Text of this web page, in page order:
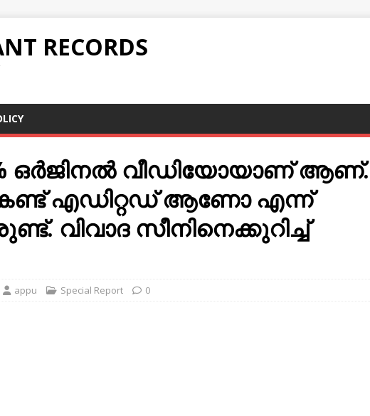
RECORDS
ഒർജിനൽ വീഡിയോയാണ് ആണ്.
എഡിറ്റഡ് ആണോ എന്ന്
വിവാദ സീനിനെക്കുറിച്ച്
appu Special Report 0